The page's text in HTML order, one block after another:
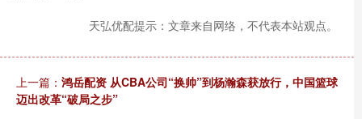
天弘优配提示：文章来自网络，不代表本站观点。
上一篇： 鸿岳配资 从CBA公司“换帅”到杨瀚森获放行，中国篮球
迈出改革“破局之步”